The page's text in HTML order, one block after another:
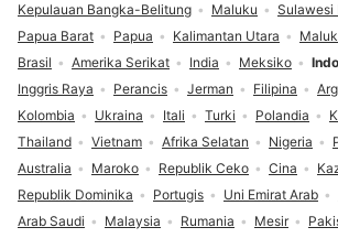
Brasil Amerika Serikat India Meksiko
Inggris Raya
Perancis Jerman Filipina
Kolombia
Ukraina Itali Turki Polandia
Thailand
Vietnam Afrika Selatan Nigeria
Australia
Maroko Republik Ceko Cina
Republik Dominika
Portugis Uni Emirat Arab
Arab Saudi
Malaysia Rumania Mesir
Kepulauan Bangka-Belitung
Maluku
Sulawesi
Papua Barat
Papua Kalimantan Utara